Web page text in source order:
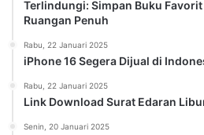
Terlindungi: Simpan Buku
Ruangan Penuh
Rabu, 22 Januari 2025
iPhone 16 Segera Dijual di
Rabu, 22 Januari 2025
Link Download Surat Edaran
Senin, 20 Januari 2025